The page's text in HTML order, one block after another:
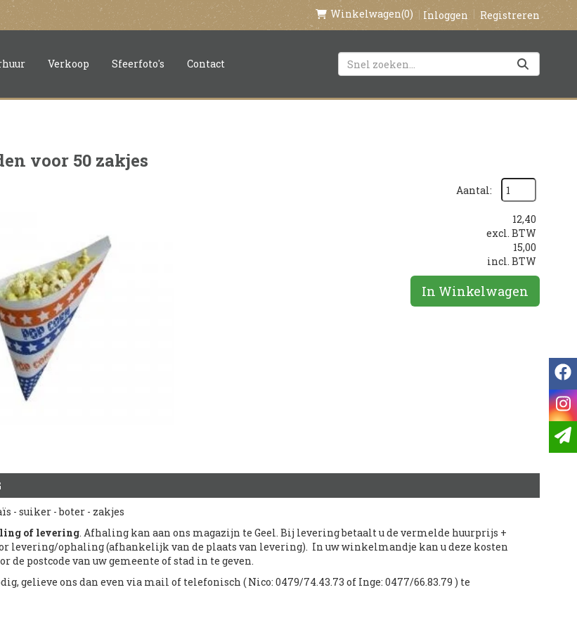
Winkelwagen(0) Inloggen Registreren
Verkoop Sfeerfoto's Contact
voor 50 zakjes
Aantal:
12,40
excl. BTW
15,00
incl. BTW
In Winkelwagen
- suiker - boter - zakjes
of levering. Afhaling kan aan ons magazijn te Geel. Bij levering betaalt u de vermelde huurprijs +
levering/ophaling (afhankelijk van de plaats van levering). In uw winkelmandje kan u deze kosten
de postcode van uw gemeente of stad in te geven.
gelieve ons dan even via mail of telefonisch ( Nico: 0479/74.43.73 of Inge: 0477/66.83.79 ) te